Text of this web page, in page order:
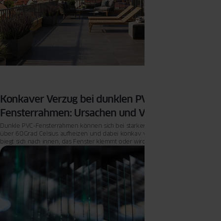
Konkaver Verzug bei dunklen PVC-
Fensterrahmen: Ursachen und Vorbeugung
Dunkle PVC-Fensterrahmen können sich bei starker Sonneneinstrahlung auf
über 60 Grad Celsius aufheizen und dabei konkav verziehen – der Rahmen
biegt sich nach innen, das Fenster klemmt oder wird undicht.